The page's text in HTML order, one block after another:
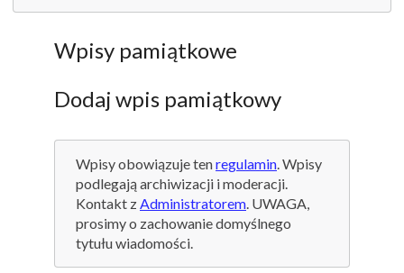
Wpisy pamiątkowe
Dodaj wpis pamiątkowy
Wpisy obowiązuje tenregulamin. Wpisy
podlegają archiwizacji i moderacji.
Kontakt zAdministratorem. UWAGA,
prosimy o zachowanie domyślnego
tytułu wiadomości.